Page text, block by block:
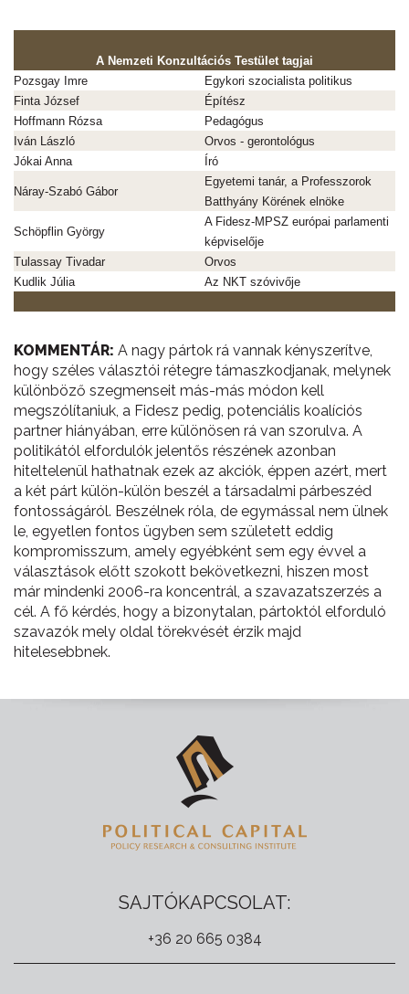
A Nemzeti Konzultációs Testület tagjai
Pozsgay Imre
Egykori szocialista politikus
Finta József
Építész
Hoffmann Rózsa
Pedagógus
Iván László
Orvos - gerontológus
Jókai Anna
Író
Náray-Szabó Gábor
Egyetemi tanár, a Professzorok
Batthyány Körének elnöke
Schöpflin György
A Fidesz-MPSZ európai parlamenti
képviselője
Tulassay Tivadar
Orvos
Kudlik Júlia
Az NKT szóvivője
KOMMENTÁR: A nagy pártok rá vannak kényszerítve,
hogy széles választói rétegre támaszkodjanak, melynek
különböző szegmenseit más-más módon kell
megszólítaniuk, a Fidesz pedig, potenciális koalíciós
partner hiányában, erre különösen rá van szorulva. A
politikától elfordulók jelentős részének azonban
hiteltelenül hathatnak ezek az akciók, éppen azért, mert
a két párt külön-külön beszél a társadalmi párbeszéd
fontosságáról. Beszélnek róla, de egymással nem ülnek
le, egyetlen fontos ügyben sem született eddig
kompromisszum, amely egyébként sem egy évvel a
választások előtt szokott bekövetkezni, hiszen most
már mindenki 2006-ra koncentrál, a szavazatszerzés a
cél. A fő kérdés, hogy a bizonytalan, pártoktól elforduló
szavazók mely oldal törekvését érzik majd
hitelesebbnek.
SAJTÓKAPCSOLAT:
+36 20 665 0384